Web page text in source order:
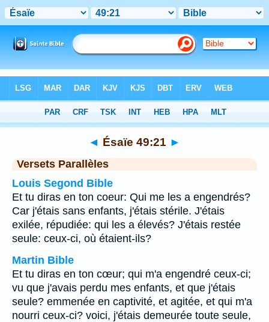
Chapitre 49> Verset 21
◄ Ésaïe 49:21 ►
Versets Parallèles
Louis Segond Bible
Et tu diras en ton coeur: Qui me les a engendrés?
Car j'étais sans enfants, j'étais stérile. J'étais
exilée, répudiée: qui les a élevés? J'étais restée
seule: ceux-ci, où étaient-ils?
Martin Bible
Et tu diras en ton cœur; qui m'a engendré ceux-ci;
vu que j'avais perdu mes enfants, et que j'étais
seule? emmenée en captivité, et agitée, et qui m'a
nourri ceux-ci? voici, j'étais demeurée toute seule,